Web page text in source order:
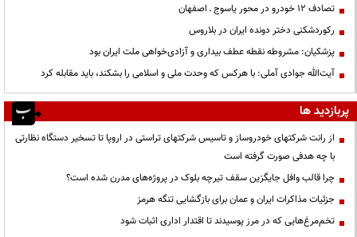
تصادف ۱۲ خودرو در محور یاسوج ـ اصفهان
رکوردشکنی دختر دونده ایران در بلاروس
پزشکیان: مشروطه نقطه عطف بیداری و آزادی‌خواهی ملت ایران بود
آیت‌الله جوادی آملی: با هرکس که وحدت ملی و اسلامی را بشکند، باید مقابله کرد
پربازدید ها
از رانت‌ شرکتهای خودروساز و تاسیس شرکتهای تراستی در اروپا تا تسخیر دستگاه نظارتی
با چه هدفی صورت گرفته است
چرا قالب وافل جایگزین سقف تیرچه بلوک در پروژه‌های مدرن شده است؟
جزئیات مذاکرات ایران و عمان برای بازگشایی تنگه هرمز
تخم‌مرغ‌هایی که در مرز پوسیدند تا اقتدار اداری اثبات شود